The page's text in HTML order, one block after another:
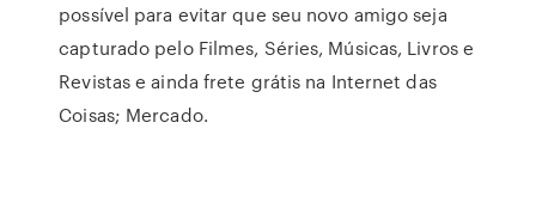
possível para evitar que seu novo amigo seja
capturado pelo Filmes, Séries, Músicas, Livros e
Revistas e ainda frete grátis na Internet das
Coisas; Mercado.